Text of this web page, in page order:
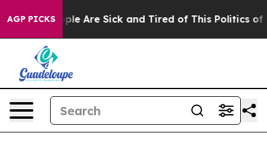
AGP PICKS
“People Are Sick and Tired of This Politics of